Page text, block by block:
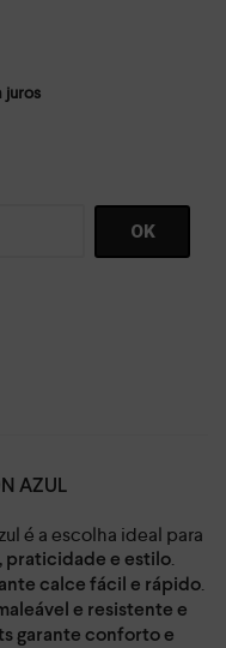
juros
AZUL
é a escolha ideal para
praticidade e estilo.
calce fácil e rápido.
e resistente e
garante conforto e